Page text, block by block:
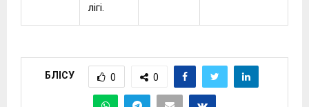
лігі.
БӨЛІСУ 0 0